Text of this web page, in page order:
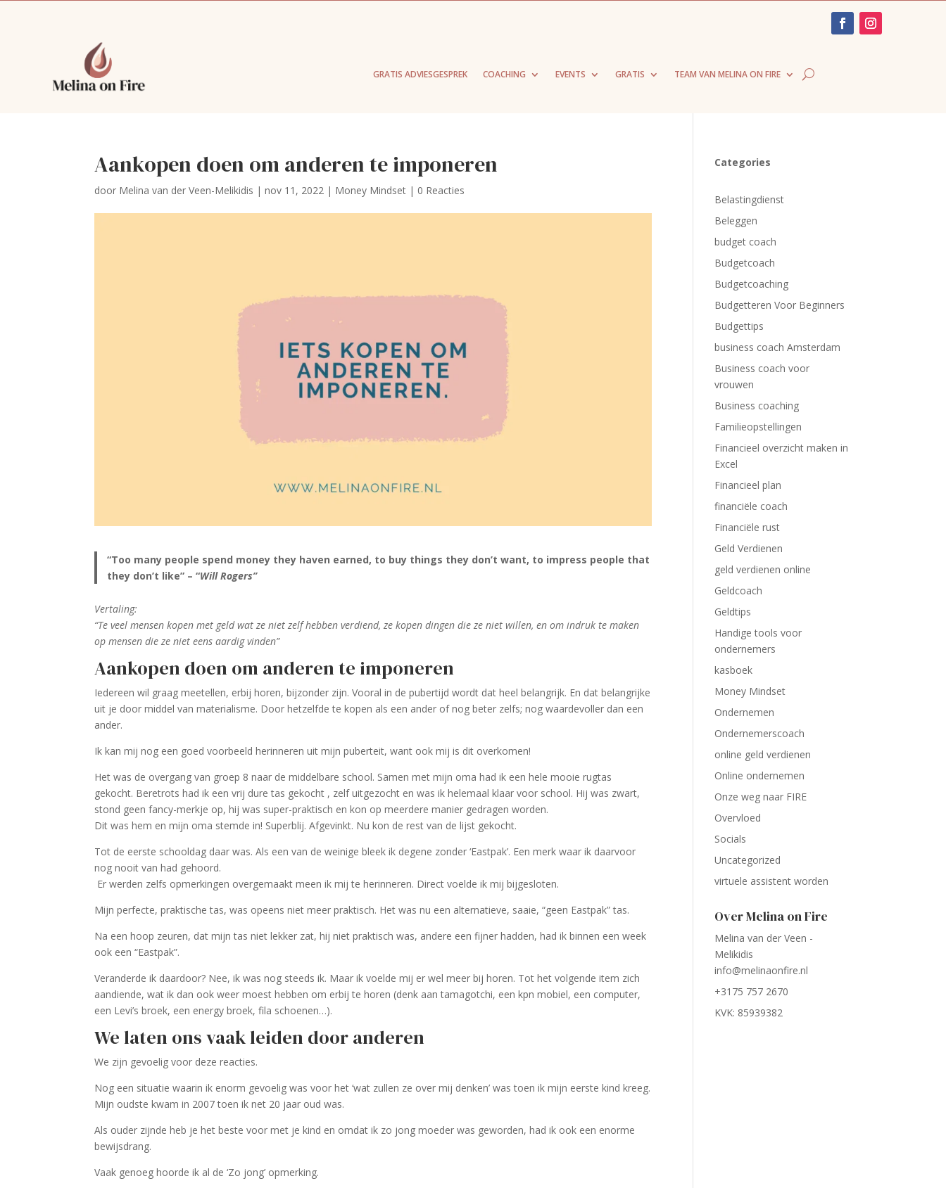
GRATIS ADVIESGESPREK COACHING EVENTS GRATIS TEAM VAN MELINA ON FIRE
Aankopen doen om anderen te imponeren
door Melina van der Veen-Melikidis |nov 11, 2022 | Money Mindset | 0 Reacties
“Too many people spend money they haven earned, to buy things they don’t want, to impress people that
they don’t like” – “Will Rogers”
Vertaling:
“Te veel mensen kopen met geld wat ze niet zelf hebben verdiend, ze kopen dingen die ze niet willen, en om indruk te maken
op mensen die ze niet eens aardig vinden”
Aankopen doen om anderen te imponeren
Iedereen wil graag meetellen, erbij horen, bijzonder zijn. Vooral in de pubertijd wordt dat heel belangrijk. En dat belangrijke
uit je door middel van materialisme. Door hetzelfde te kopen als een ander of nog beter zelfs; nog waardevoller dan een
ander.
Ik kan mij nog een goed voorbeeld herinneren uit mijn puberteit, want ook mij is dit overkomen!
Het was de overgang van groep 8 naar de middelbare school. Samen met mijn oma had ik een hele mooie rugtas
gekocht. Beretrots had ik een vrij dure tas gekocht , zelf uitgezocht en was ik helemaal klaar voor school. Hij was zwart,
stond geen fancy-merkje op, hij was super-praktisch en kon op meerdere manier gedragen worden.
Dit was hem en mijn oma stemde in! Superblij. Afgevinkt. Nu kon de rest van de lijst gekocht.
Tot de eerste schooldag daar was. Als een van de weinige bleek ik degene zonder ‘Eastpak’. Een merk waar ik daarvoor
nog nooit van had gehoord.
Er werden zelfs opmerkingen overgemaakt meen ik mij te herinneren. Direct voelde ik mij bijgesloten.
Mijn perfecte, praktische tas, was opeens niet meer praktisch. Het was nu een alternatieve, saaie, “geen Eastpak” tas.
Na een hoop zeuren, dat mijn tas niet lekker zat, hij niet praktisch was, andere een fijner hadden, had ik binnen een week
ook een “Eastpak”.
Veranderde ik daardoor? Nee, ik was nog steeds ik. Maar ik voelde mij er wel meer bij horen. Tot het volgende item zich
aandiende, wat ik dan ook weer moest hebben om erbij te horen (denk aan tamagotchi, een kpn mobiel, een computer,
een Levi’s broek, een energy broek, fila schoenen…).
We laten ons vaak leiden door anderen
We zijn gevoelig voor deze reacties.
Nog een situatie waarin ik enorm gevoelig was voor het ‘wat zullen ze over mij denken’ was toen ik mijn eerste kind kreeg.
Mijn oudste kwam in 2007 toen ik net 20 jaar oud was.
Als ouder zijnde heb je het beste voor met je kind en omdat ik zo jong moeder was geworden, had ik ook een enorme
bewijsdrang.
Vaak genoeg hoorde ik al de ‘Zo jong’ opmerking.
Categories
Belastingdienst
Beleggen
budget coach
Budgetcoach
Budgetcoaching
Budgetteren Voor Beginners
Budgettips
business coach Amsterdam
Business coach voor
vrouwen
Business coaching
Familieopstellingen
Financieel overzicht maken in
Excel
Financieel plan
financiële coach
Financiële rust
Geld Verdienen
geld verdienen online
Geldcoach
Geldtips
Handige tools voor
ondernemers
kasboek
Money Mindset
Ondernemen
Ondernemerscoach
online geld verdienen
Online ondernemen
Onze weg naar FIRE
Overvloed
Socials
Uncategorized
virtuele assistent worden
Over Melina on Fire
Melina van der Veen -
Melikidis
info@melinaonfire.nl
+3175 757 2670
KVK: 85939382